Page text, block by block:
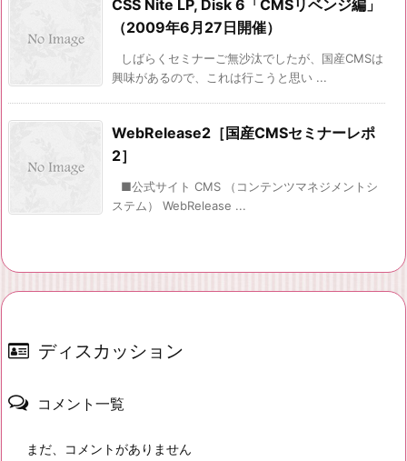
CSS Nite LP, Disk 6「CMSリベンジ編」
（2009年6月27日開催）
しばらくセミナーご無沙汰でしたが、国産CMSは
興味があるので、これは行こうと思い ...
WebRelease2［国産CMSセミナーレポ
2］
■公式サイト CMS （コンテンツマネジメントシ
ステム） WebRelease ...
ディスカッション
コメント一覧
まだ、コメントがありません